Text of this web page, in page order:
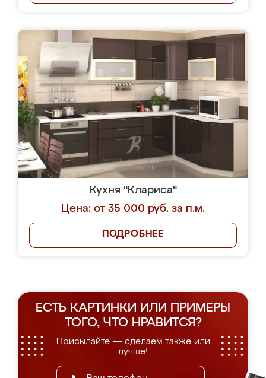
Кухня "Клариса"
Цена: от 35 000 руб. за п.м.
ПОДРОБНЕЕ
ЕСТЬ КАРТИНКИ ИЛИ ПРИМЕРЫ
ТОГО, ЧТО НРАВИТСЯ?
Присылайте — сделаем также или
лучше!